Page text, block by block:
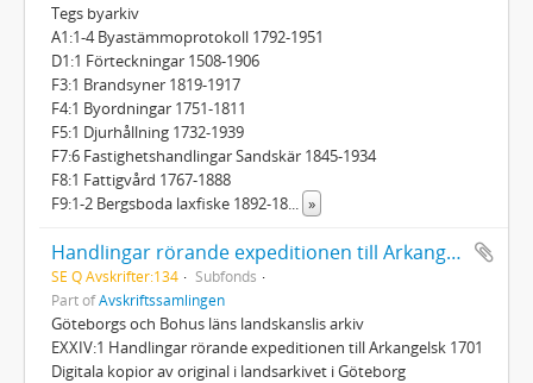
Tegs byarkiv
A1:1-4 Byastämmoprotokoll 1792-1951
D1:1 Förteckningar 1508-1906
F3:1 Brandsyner 1819-1917
F4:1 Byordningar 1751-1811
F5:1 Djurhållning 1732-1939
F7:6 Fastighetshandlingar Sandskär 1845-1934
F8:1 Fattigvård 1767-1888
F9:1-2 Bergsboda laxfiske 1892-18
»
Handlingar rörande expeditionen till Arkangelsk 1701
SE Q Avskrifter:134
Subfonds
Part ofAvskriftssamlingen
Göteborgs och Bohus läns landskanslis arkiv
EXXIV:1 Handlingar rörande expeditionen till Arkangelsk 1701
Digitala kopior av original i landsarkivet i Göteborg